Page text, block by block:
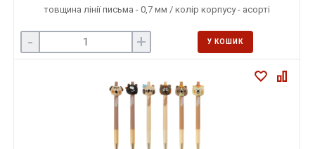
товщина лінії письма - 0,7 мм / колір корпусу - асорті
- + У КОШИК